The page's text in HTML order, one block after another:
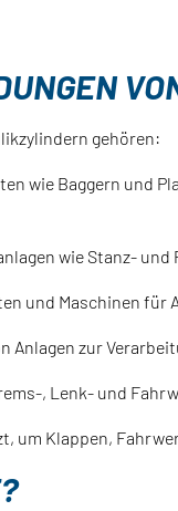
gehören:
wie Baggern und
wie Stanz-
und Maschinen für
Anlagen zur
, Lenk- und
um Klappen,